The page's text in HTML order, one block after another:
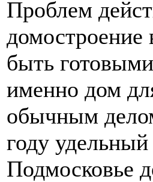
Проблем
домостроение
быть
именно дом
обычным
году
Подмосковье